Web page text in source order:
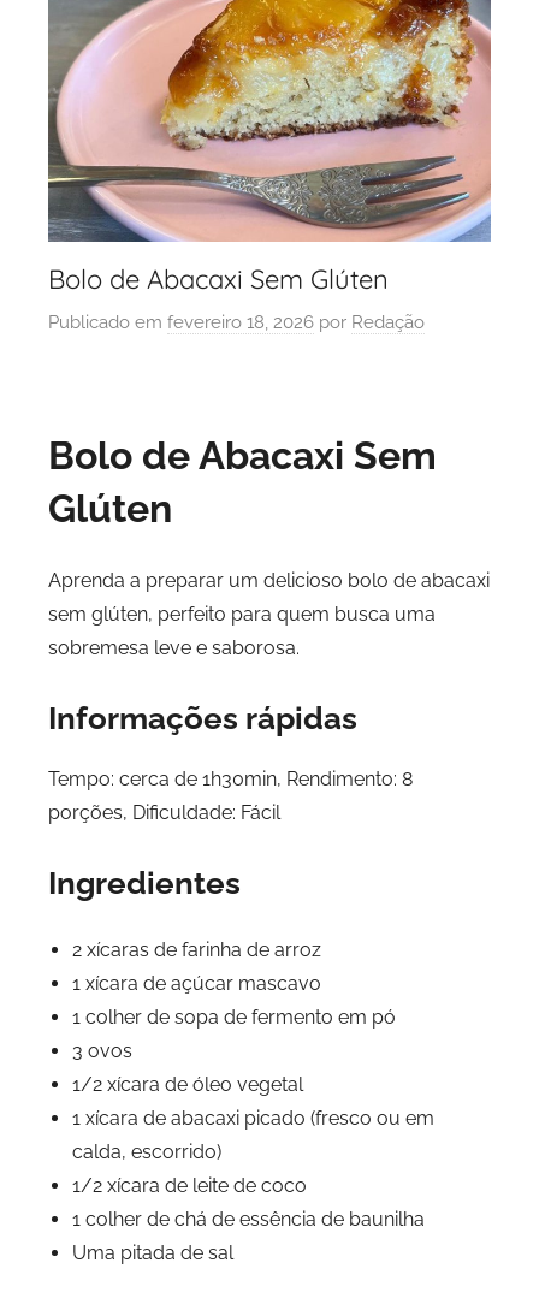
Bolo de Abacaxi Sem Glúten
Publicado em fevereiro 18, 2026 por Redação
Bolo de Abacaxi Sem
Glúten
Aprenda a preparar um delicioso bolo de abacaxi
sem glúten, perfeito para quem busca uma
sobremesa leve e saborosa.
Informações rápidas
Tempo: cerca de 1h30min, Rendimento: 8
porções, Dificuldade: Fácil
Ingredientes
2 xícaras de farinha de arroz
1 xícara de açúcar mascavo
1 colher de sopa de fermento em pó
3 ovos
1/2 xícara de óleo vegetal
1 xícara de abacaxi picado (fresco ou em
calda, escorrido)
1/2 xícara de leite de coco
1 colher de chá de essência de baunilha
Uma pitada de sal